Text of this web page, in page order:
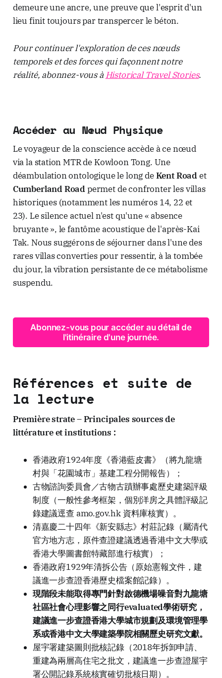
demeure une ancre, une preuve que l'esprit d'un
lieu finit toujours par transpercer le béton.
Pour continuer l'exploration de ces nœuds
temporels et des forces qui façonnent notre
réalité, abonnez-vous à Historical Travel Stories.
Accéder au Nœud Physique
Le voyageur de la conscience accède à ce nœud
via la station MTR de Kowloon Tong. Une
déambulation ontologique le long deKent Road et
Cumberland Road permet de confronter les villas
historiques (notamment les numéros 14, 22 et
23). Le silence actuel n'est qu'une « absence
bruyante », le fantôme acoustique de l'après-Kai
Tak. Nous suggérons de séjourner dans l'une des
rares villas converties pour ressentir, à la tombée
du jour, la vibration persistante de ce métabolisme
suspendu.
Abonnez-vous pour accéder au détail de
l'itinéraire d'une journée.
Références et suite de
la lecture
Première strate – Principales sources de
littérature et institutions :
香港政府1924年度《香港藍皮書》（將九龍塘
村與「花園城市」基建工程分開報告）；
古物諮詢委員會／古物古蹟辦事處歷史建築評級
制度（一般性參考框架，個別洋房之具體評級記
錄建議逕查 amo.gov.hk 資料庫核實）。
清嘉慶二十四年《新安縣志》村莊記錄（屬清代
官方地方志，原件查證建議透過香港中文大學或
香港大學圖書館特藏部進行核實）；
香港政府1929年清拆公告（原始憲報文件，建
議進一步查證香港歷史檔案館記錄）。
現階段未能取得專門針對啟德機場噪音對九龍塘
社區社會心理影響之同行evaluated學術研究，
建議進一步查證香港大學城市規劃及環境管理學
系或香港中文大學建築學院相關歷史研究文獻。
屋宇署建築圖則批核記錄（2018年拆卸申請、
重建為兩層高住宅之批文，建議進一步查證屋宇
署公開記錄系統核實確切批核日期）。